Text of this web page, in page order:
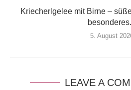
Kriecherlgelee mit Birne –
5. August
LEAVE A